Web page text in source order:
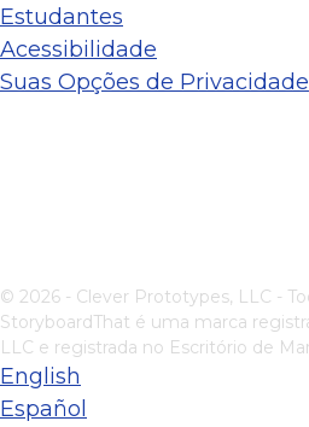
Estudantes
Acessibilidade
Suas Opções de Privacidade
© 2026 - Clever Prototypes, LLC -
StoryboardThat é uma marca
LLC e registrada no Escritório de
English
Español